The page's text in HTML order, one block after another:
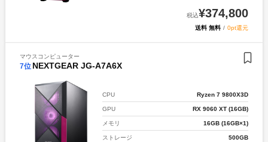
税込¥374,800
送料 無料 / 0pt還元
マウスコンピューター
7位 NEXTGEAR JG-A7A6X
CPU Ryzen 7 9800X3D
GPU RX 9060 XT (16GB)
メモリ 16GB (16GB×1)
ストレージ 500GB